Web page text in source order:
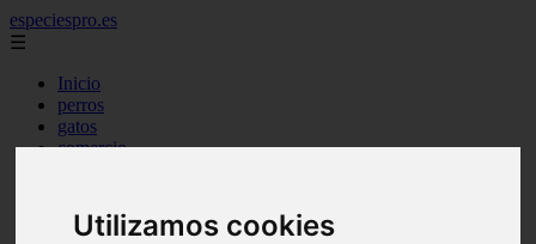
Utilizamos cookies
especiespro.es
☰
Inicio
perros
gatos
comercio
acuarios
salud